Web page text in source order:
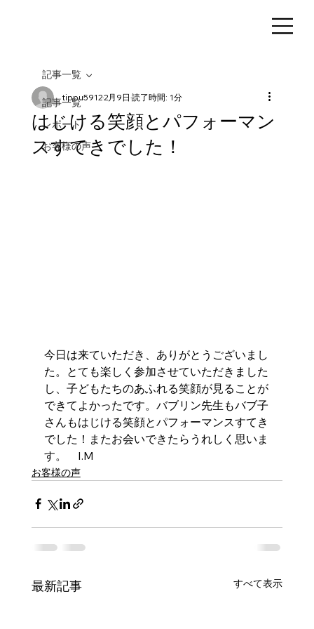
記事一覧
レポート
お客様の声
記事一覧
はじける笑顔とパフォーマン
スすてきでした！
tippu59122月9日 読了時間: 1分
今日は来ていただき、ありがとうございまし
た。とても楽しく参加させていただきました
し、子どもたちのあふれる笑顔が見ることが
できてよかったです。バブリン先生もバブ子
さんもはじける笑顔とパフォーマンスすてき
でした！またお会いできたらうれしく思いま
す。　I.M
お客様の声
最新記事 すべて表示